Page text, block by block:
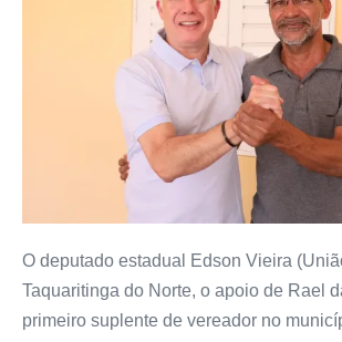
O deputado estadual Edson Vieira
Taquaritinga do Norte, o apoio de Rael
primeiro suplente de vereador no